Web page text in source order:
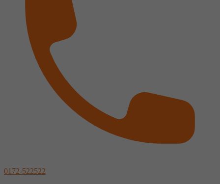
0172-522522